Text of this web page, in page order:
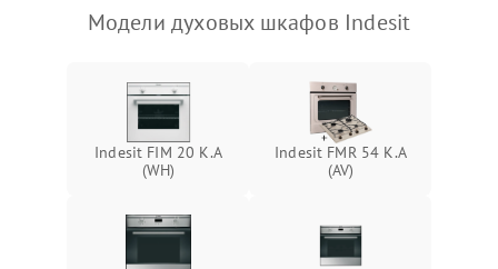
Модели духовых шкафов Indesit
Indesit FIM 20 K.A
(WH)
Indesit FMR 54 K.A
(AV)